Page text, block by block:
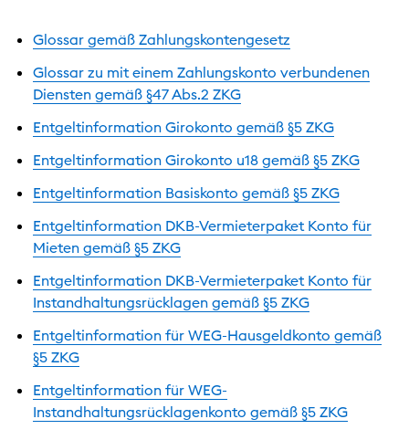
Glossar gemäß Zahlungskontengesetz
Glossar zu mit einem Zahlungskonto verbundenen
Diensten gemäß §47 Abs.2 ZKG
Entgeltinformation Girokonto gemäß §5 ZKG
Entgeltinformation Girokonto u18 gemäß §5 ZKG
Entgeltinformation Basiskonto gemäß §5 ZKG
Entgeltinformation DKB-Vermieterpaket Konto für
Mieten gemäß §5 ZKG
Entgeltinformation DKB-Vermieterpaket Konto für
Instandhaltungsrücklagen gemäß §5 ZKG
Entgeltinformation für WEG-Hausgeldkonto gemäß
§5 ZKG
Entgeltinformation für WEG-
Instandhaltungsrücklagenkonto gemäß §5 ZKG